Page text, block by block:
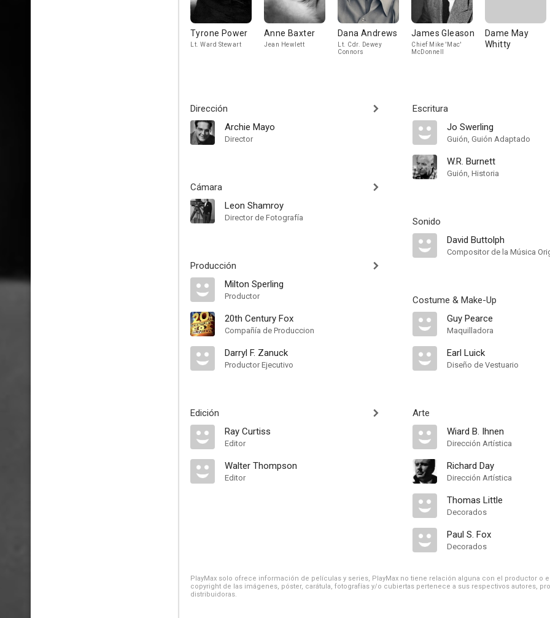
Tyrone Power
Lt. Ward Stewart
Anne Baxter
Jean Hewlett
Dana Andrews
Lt. Cdr. Dewey
Connors
James Gleason
Chief Mike 'Mac'
McDonnell
Dame May
Whitty
Dirección
Archie Mayo
Director
Cámara
Leon Shamroy
Director de Fotografía
Producción
Milton Sperling
Productor
20th Century Fox
Compañía de Produccion
Darryl F. Zanuck
Productor Ejecutivo
Edición
Ray Curtiss
Editor
Walter Thompson
Editor
Escritura
Jo Swerling
Guión, Guión Adaptado
W.R. Burnett
Guión, Historia
Sonido
David Buttolph
Compositor de la Música
Costume & Make-Up
Guy Pearce
Maquilladora
Earl Luick
Diseño de Vestuario
Arte
Wiard B. Ihnen
Dirección Artística
Richard Day
Dirección Artística
Thomas Little
Decorados
Paul S. Fox
Decorados
PlayMax solo ofrece información de películas y series, PlayMax no tiene relación alguna con el productor o
copyright de las imágenes, póster, carátula, fotografías y/o cubiertas pertenece a sus respectivos autores,
distribuidoras.